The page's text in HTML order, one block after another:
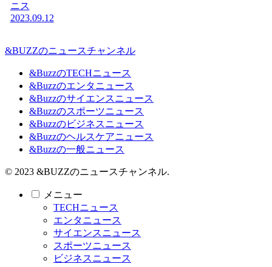
ニス
2023.09.12
&BUZZのニュースチャンネル
&BuzzのTECHニュース
&Buzzのエンタニュース
&Buzzのサイエンスニュース
&Buzzのスポーツニュース
&Buzzのビジネスニュース
&Buzzのヘルスケアニュース
&Buzzの一般ニュース
© 2023 &BUZZのニュースチャンネル.
メニュー
TECHニュース
エンタニュース
サイエンスニュース
スポーツニュース
ビジネスニュース